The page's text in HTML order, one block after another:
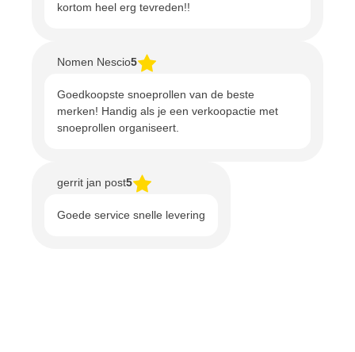
kortom heel erg tevreden!!
Nomen Nescio5
Goedkoopste snoeprollen van de beste
merken! Handig als je een verkoopactie met
snoeprollen organiseert.
gerrit jan post5
Goede service snelle levering